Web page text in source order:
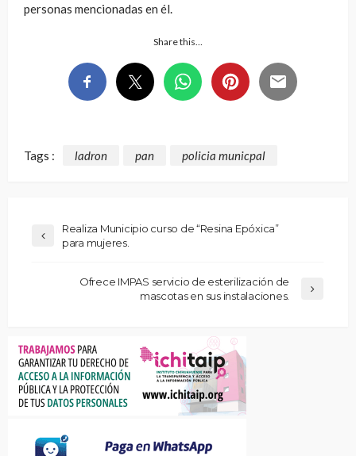
personas mencionadas en él.
Share this…
Tags : ladron pan policia municpal
Realiza Municipio curso de “Resina Epóxica”
para mujeres.
Ofrece IMPAS servicio de esterilización de
mascotas en sus instalaciones.